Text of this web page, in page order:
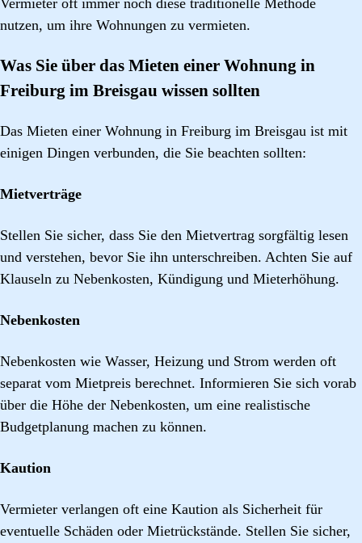
Vermieter oft immer noch diese traditionelle Methode
nutzen, um ihre Wohnungen zu vermieten.
Was Sie über das Mieten einer Wohnung in
Freiburg im Breisgau wissen sollten
Das Mieten einer Wohnung in Freiburg im Breisgau ist mit
einigen Dingen verbunden, die Sie beachten sollten:
Mietverträge
Stellen Sie sicher, dass Sie den Mietvertrag sorgfältig lesen
und verstehen, bevor Sie ihn unterschreiben. Achten Sie auf
Klauseln zu Nebenkosten, Kündigung und Mieterhöhung.
Nebenkosten
Nebenkosten wie Wasser, Heizung und Strom werden oft
separat vom Mietpreis berechnet. Informieren Sie sich vorab
über die Höhe der Nebenkosten, um eine realistische
Budgetplanung machen zu können.
Kaution
Vermieter verlangen oft eine Kaution als Sicherheit für
eventuelle Schäden oder Mietrückstände. Stellen Sie sicher,